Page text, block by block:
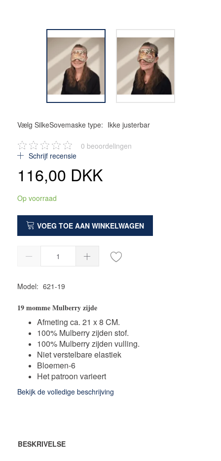
Vælg SilkeSovemaske type: Ikke justerbar
0 beoordelingen
Schrijf recensie
116,00 DKK
Op voorraad
VOEG TOE AAN WINKELWAGEN
Model: 621-19
19 momme Mulberry zijde
Afmeting ca. 21 x 8 CM.
100% Mulberry zijden stof.
100% Mulberry zijden vulling.
Niet verstelbare elastiek
Bloemen-6
Het patroon varieert
Bekijk de volledige beschrijving
BESKRIVELSE